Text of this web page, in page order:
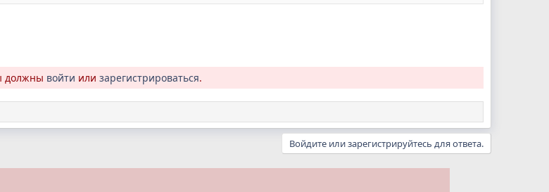
должны войти или зарегистрироваться.
Войдите или зарегистрируйтесь для ответа.